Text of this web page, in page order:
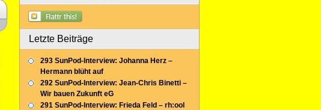
Letzte Beiträge
293 SunPod-Interview: Johanna Herz –
Hermann blüht auf
292 SunPod-Interview: Jean-Chris Binetti –
Wir bauen Zukunft eG
291 SunPod-Interview: Frieda Feld – rh:ool